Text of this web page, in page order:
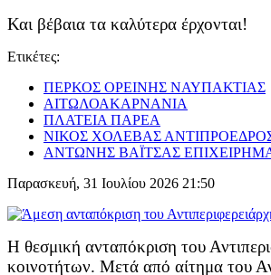
Και βέβαια τα καλύτερα έρχονται!
Ετικέτες:
ΠΕΡΚΟΣ ΟΡΕΙΝΗΣ ΝΑΥΠΑΚΤΙΑΣ
ΑΙΤΩΛΟΑΚΑΡΝΑΝΙΑ
ΠΛΑΤΕΙΑ ΠΑΡΕΑ
ΝΙΚΟΣ ΧΟΛΕΒΑΣ
ΑΝΤΩΝΗΣ ΒΑΪΤΣΑΣ
Παρασκευή, 31 Ιουλίου 2026 21:50
Η θεσμική ανταπόκριση του
κοινοτήτων. Μετά από αίτημα του